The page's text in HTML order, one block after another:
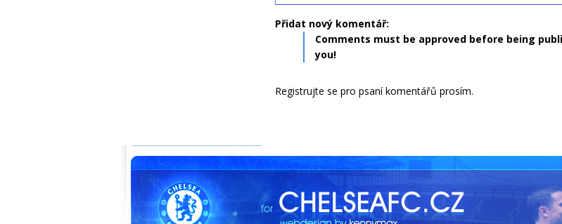
Přidat nový komentář:
Comments must be approved before being
you!
Registrujte se pro psaní komentářů prosím.